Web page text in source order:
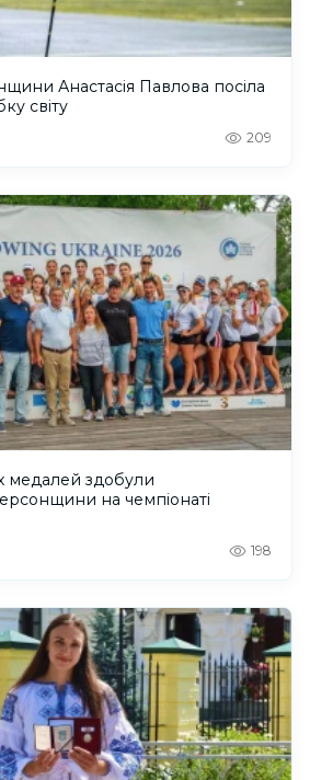
Анастасія Павлова посіла
світу
209
медалей здобули
на чемпіонаті
198